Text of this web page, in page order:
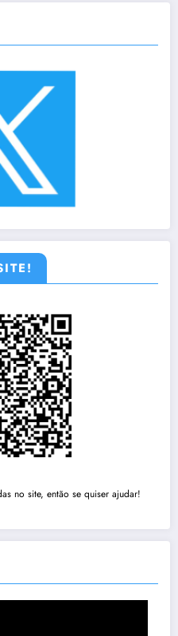
no site, então se quiser ajudar!